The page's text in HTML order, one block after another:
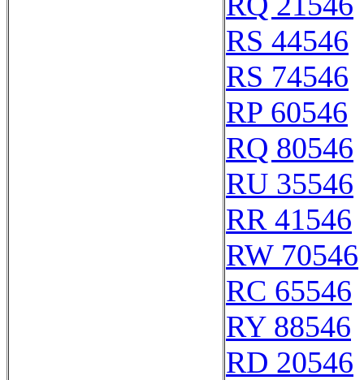
RS 44546
RS 74546
RP 60546
RQ 80546
RU 35546
RR 41546
RW 70546
RC 65546
RY 88546
RD 20546